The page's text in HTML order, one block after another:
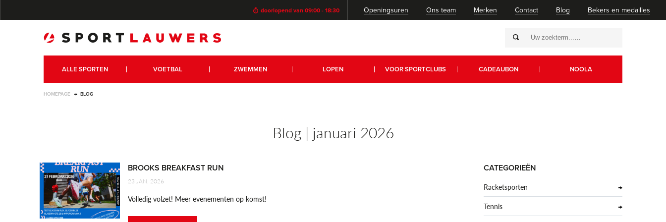
doorlopend van 09:00 - 18:30 Openingsuren Ons team Merken Contact Blog Bekers en medailles
ALLE SPORTEN VOETBAL ZWEMMEN LOPEN VOOR SPORTCLUBS CADEAUBON NOOLA
HOMEPAGE BLOG
Blog | januari 2026
BROOKS BREAKFAST RUN
23 JAN. 2026
Volledig volzet! Meer evenementen op komst!
CATEGORIEËN
Racketsporten
Tennis